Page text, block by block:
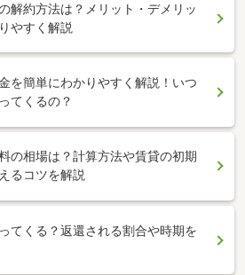
解約方法は？メリット・デメリッ
やすく解説
を簡単にわかりやすく解説！いつ
てくるの？
の相場は？計算方法や賃貸の初期
るコツを解説
てくる？返還される割合や時期を